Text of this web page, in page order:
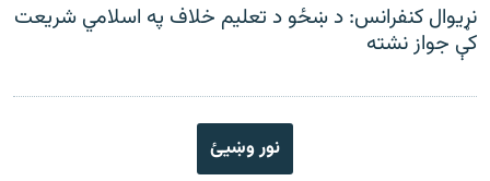
نړیوال کنفرانس: د ښځو د تعلیم خلاف په اسلامي شريعت
کې جواز نشته
نور وښیئ